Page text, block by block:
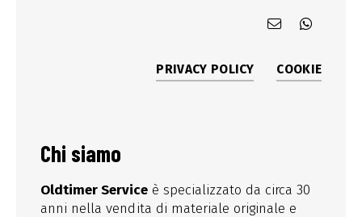
PRIVACY POLICY COOKIE
Chi siamo
Oldtimer Serviceè specializzato da circa 30
anni nella vendita di materiale originale e